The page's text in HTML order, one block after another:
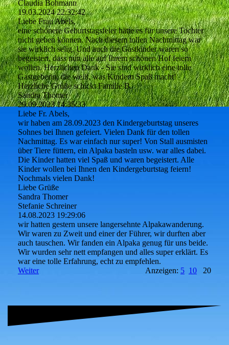
Claudia Bohmann
19.03.2024 22:32:42
Liebe Frau Abels,
eine schönere Geburtstagsfeier hätte es für unsere Tochter
nicht geben können. Nach diesem tollen Nachmittag war
sie wirklich selig. Und auch die Gastkinder waren so
begeistert, dass nun alle auf Ihrem schönen Hof feiern
wollen. Herzlichen Dank - Sie sind wirklich eine tolle
Gastgeberin, die weiß, was Kindern Spaß macht!
Herzliche Grüße schickt Familie B.
Sandra Thomer
29.09.2023 14:35:33
Liebe Fr. Abels,
wir haben am 28.09.2023 den Kindergeburtstag unseres
Sohnes bei Ihnen gefeiert. Vielen Dank für den tollen
Nachmittag. Es war einfach nur super! Von Stall ausmisten
über Tiere füttern, ein Alpaka basteln usw. war alles dabei.
Die Kinder hatten viel Spaß und waren begeistert. Alle
Kinder wollen bei Ihnen den Kindergeburtstag feiern!
Nochmals vielen Dank!
Liebe Grüße
Sandra Thomer
Stefanie Schreiner
14.08.2023 19:29:06
wir hatten gestern unsere langersehnte Alpakawanderung.
Wir waren zu Zweit und einer der Führer, wir durften aber
auch tauschen. Wir fanden ein Alpaka genug für uns beide.
Wir wurden sehr nett empfangen und alles super erklärt. Es
war eine tolle Erfahrung, echt zu empfehlen.
Weiter
Anzeigen: 5 10 20